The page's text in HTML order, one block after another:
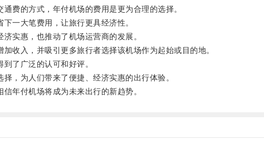
的方式，年付机场的费用是更为合理的选择。
一大笔费用，让旅行更具经济性。
实惠，也推动了机场运营商的发展。
入，并吸引更多旅行者选择该机场作为起始或目的地。
了广泛的认可和好评。
为人们带来了便捷、经济实惠的出行体验。
年付机场将成为未来出行的新趋势。